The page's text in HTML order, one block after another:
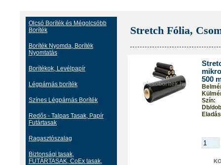
Olcsó Boríték és Mégolcsóbb
Boríték
Boríték Nyomda, Boríték
Nyomtatás
Borítékok, Levélpapír
Légpárnás boríték
Színes Légpárnás Boríték
Redős - Talpas Tasak, Papír
Futártasak
Ragasztószalag
Biztonsági tasak,
FUTÁRTASAK, CoEx tasak,
Stretch Fólia,
500
Szín:
Db/